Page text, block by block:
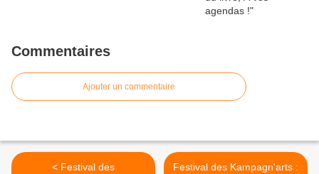
Commentaires
Ajouter un commentaire
< Festival des
Festival des Kampagn'arts :